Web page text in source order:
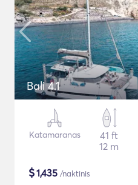
Bali 4.1
Katamaranas
41 ft
12 m
$1,435 /naktinis